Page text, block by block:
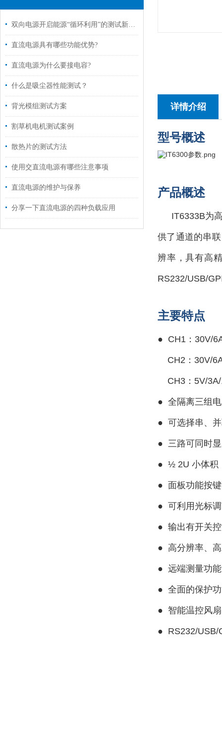
双向电源开启能源“循环利用”的测试新纪元
直流电源具有哪些功能优势?
直流电源为什么要接电容?
什么是吸尘器性能测试？
背光模组测试方案
割草机电机测试案例
散热片的测试方法
使用交直流电源有哪些注意事项
直流电源的维护与保养
分享一下直流电源的四种负载应用
详情介绍
型号概述
产品概述
IT6333B为
供了通道的串
辨率，具有高
RS232/USB/
主要特点
● CH1：30V/
CH2：30V/
CH3：5V/3A/
● 全隔离三组
● 可选择串、
● 三路可同时
● ½ 2U 小体积
● 面板功能按
● 可利用光标
● 输出有开关
● 高分辨率、
● 远端测量功
● 全面的保护
● 智能温控风
● RS232/USB/